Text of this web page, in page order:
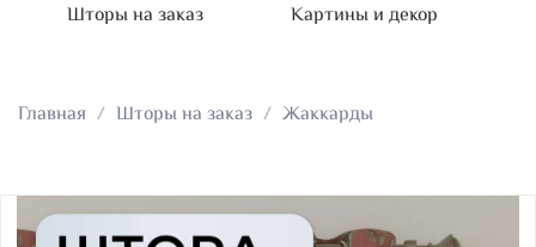
Шторы на заказ Картины и декор
Главная Шторы на заказ Жаккарды